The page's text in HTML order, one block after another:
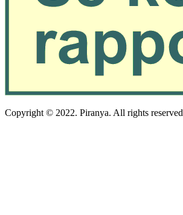
Copyright © 2022. Piranya. All rights reserved